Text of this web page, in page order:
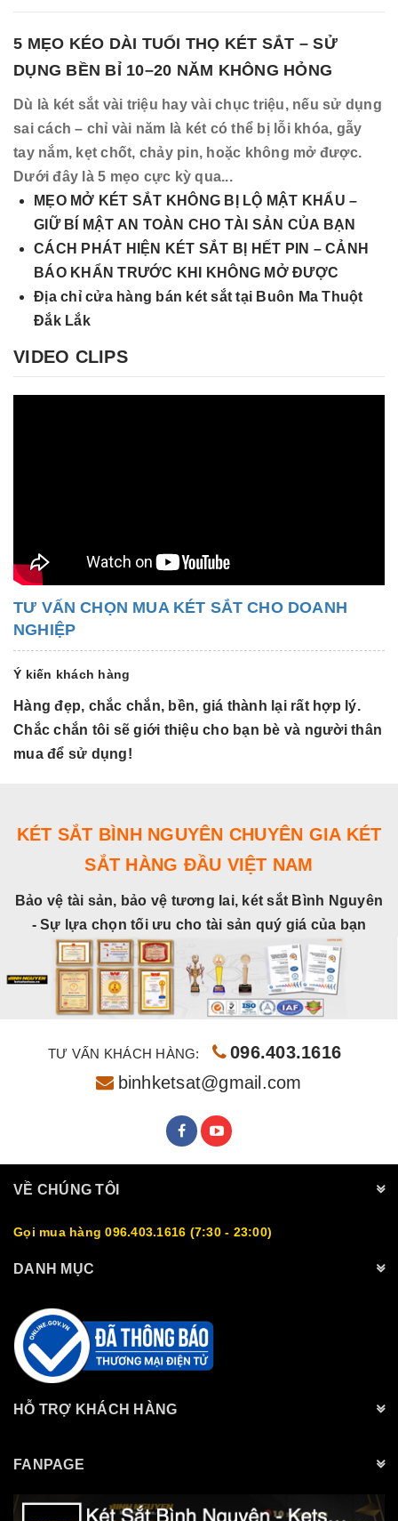
5 MẸO KÉO DÀI TUỔI THỌ KÉT SẮT – SỬ
DỤNG BỀN BỈ 10–20 NĂM KHÔNG HỎNG
Dù là két sắt vài triệu hay vài chục triệu, nếu sử dụng
sai cách – chỉ vài năm là két có thể bị lỗi khóa, gẫy
tay nắm, kẹt chốt, chảy pin, hoặc không mở được.
Dưới đây là 5 mẹo cực kỳ qua...
MẸO MỞ KÉT SẮT KHÔNG BỊ LỘ MẬT KHẨU –
GIỮ BÍ MẬT AN TOÀN CHO TÀI SẢN CỦA BẠN
CÁCH PHÁT HIỆN KÉT SẮT BỊ HẾT PIN – CẢNH
BÁO KHẨN TRƯỚC KHI KHÔNG MỞ ĐƯỢC
Địa chỉ cửa hàng bán két sắt tại Buôn Ma Thuột
Đắk Lắk
VIDEO CLIPS
TƯ VẤN CHỌN MUA KÉT SẮT CHO DOANH
NGHIỆP
Ý kiến khách hàng
Hàng đẹp, chắc chắn, bền, giá thành lại rất hợp lý.
Chắc chắn tôi sẽ giới thiệu cho bạn bè và người thân
mua để sử dụng!
KÉT SẮT BÌNH NGUYÊN CHUYÊN GIA KÉT
SẮT HÀNG ĐẦU VIỆT NAM
Bảo vệ tài sản, bảo vệ tương lai, két sắt Bình Nguyên
- Sự lựa chọn tối ưu cho tài sản quý giá của bạn
TƯ VẤN KHÁCH HÀNG:
096.403.1616
binhketsat@gmail.com
VỀ CHÚNG TÔI
Gọi mua hàng 096.403.1616 (7:30 - 23:00)
DANH MỤC
HỖ TRỢ KHÁCH HÀNG
FANPAGE